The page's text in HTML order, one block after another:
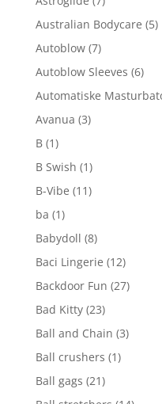
Australian Bodycare (5)
Autoblow (7)
Autoblow Sleeves (6)
Automatiske
Avanua (3)
B (1)
B Swish (1)
B-Vibe (11)
ba (1)
Babydoll (8)
Baci Lingerie (12)
Backdoor Fun (27)
Bad Kitty (23)
Ball and Chain (3)
Ball crushers (1)
Ball gags (21)